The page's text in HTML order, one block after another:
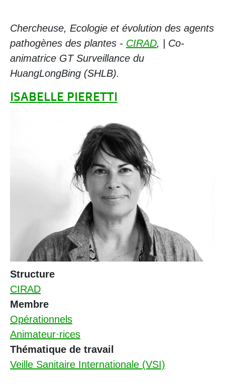
Chercheuse, Ecologie et évolution des agents
pathogènes des plantes - CIRAD, | Co-
animatrice GT Surveillance du
HuangLongBing (SHLB).
ISABELLE PIERETTI
Structure
CIRAD
Membre
Opérationnels
Animateur·rices
Thématique de travail
Veille Sanitaire Internationale (VSI)